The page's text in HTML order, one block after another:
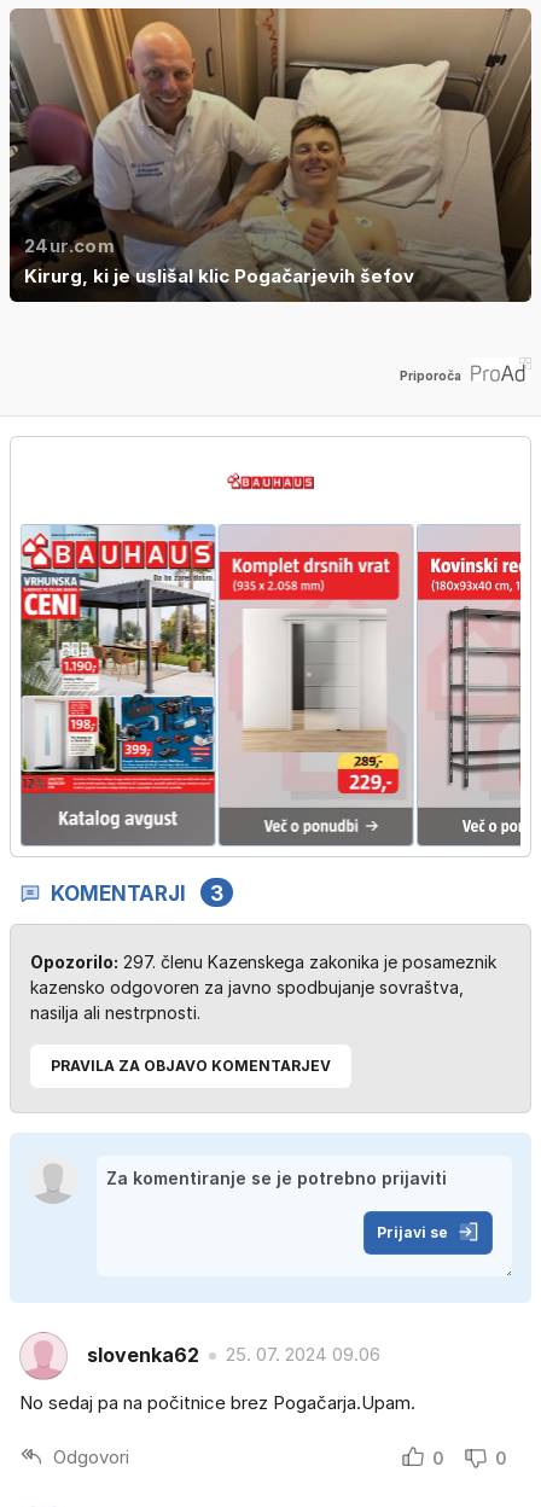
24ur.com
Kirurg, ki je uslišal klic Pogačarjevih šefov
Priporoča
KOMENTARJI 3
Opozorilo: 297. členu Kazenskega zakonika je posameznik
kazensko odgovoren za javno spodbujanje sovraštva,
nasilja ali nestrpnosti.
PRAVILA ZA OBJAVO KOMENTARJEV
Prijavi se
slovenka62 25. 07. 2024 09.06
No sedaj pa na počitnice brez Pogačarja.Upam.
Odgovori 0 0